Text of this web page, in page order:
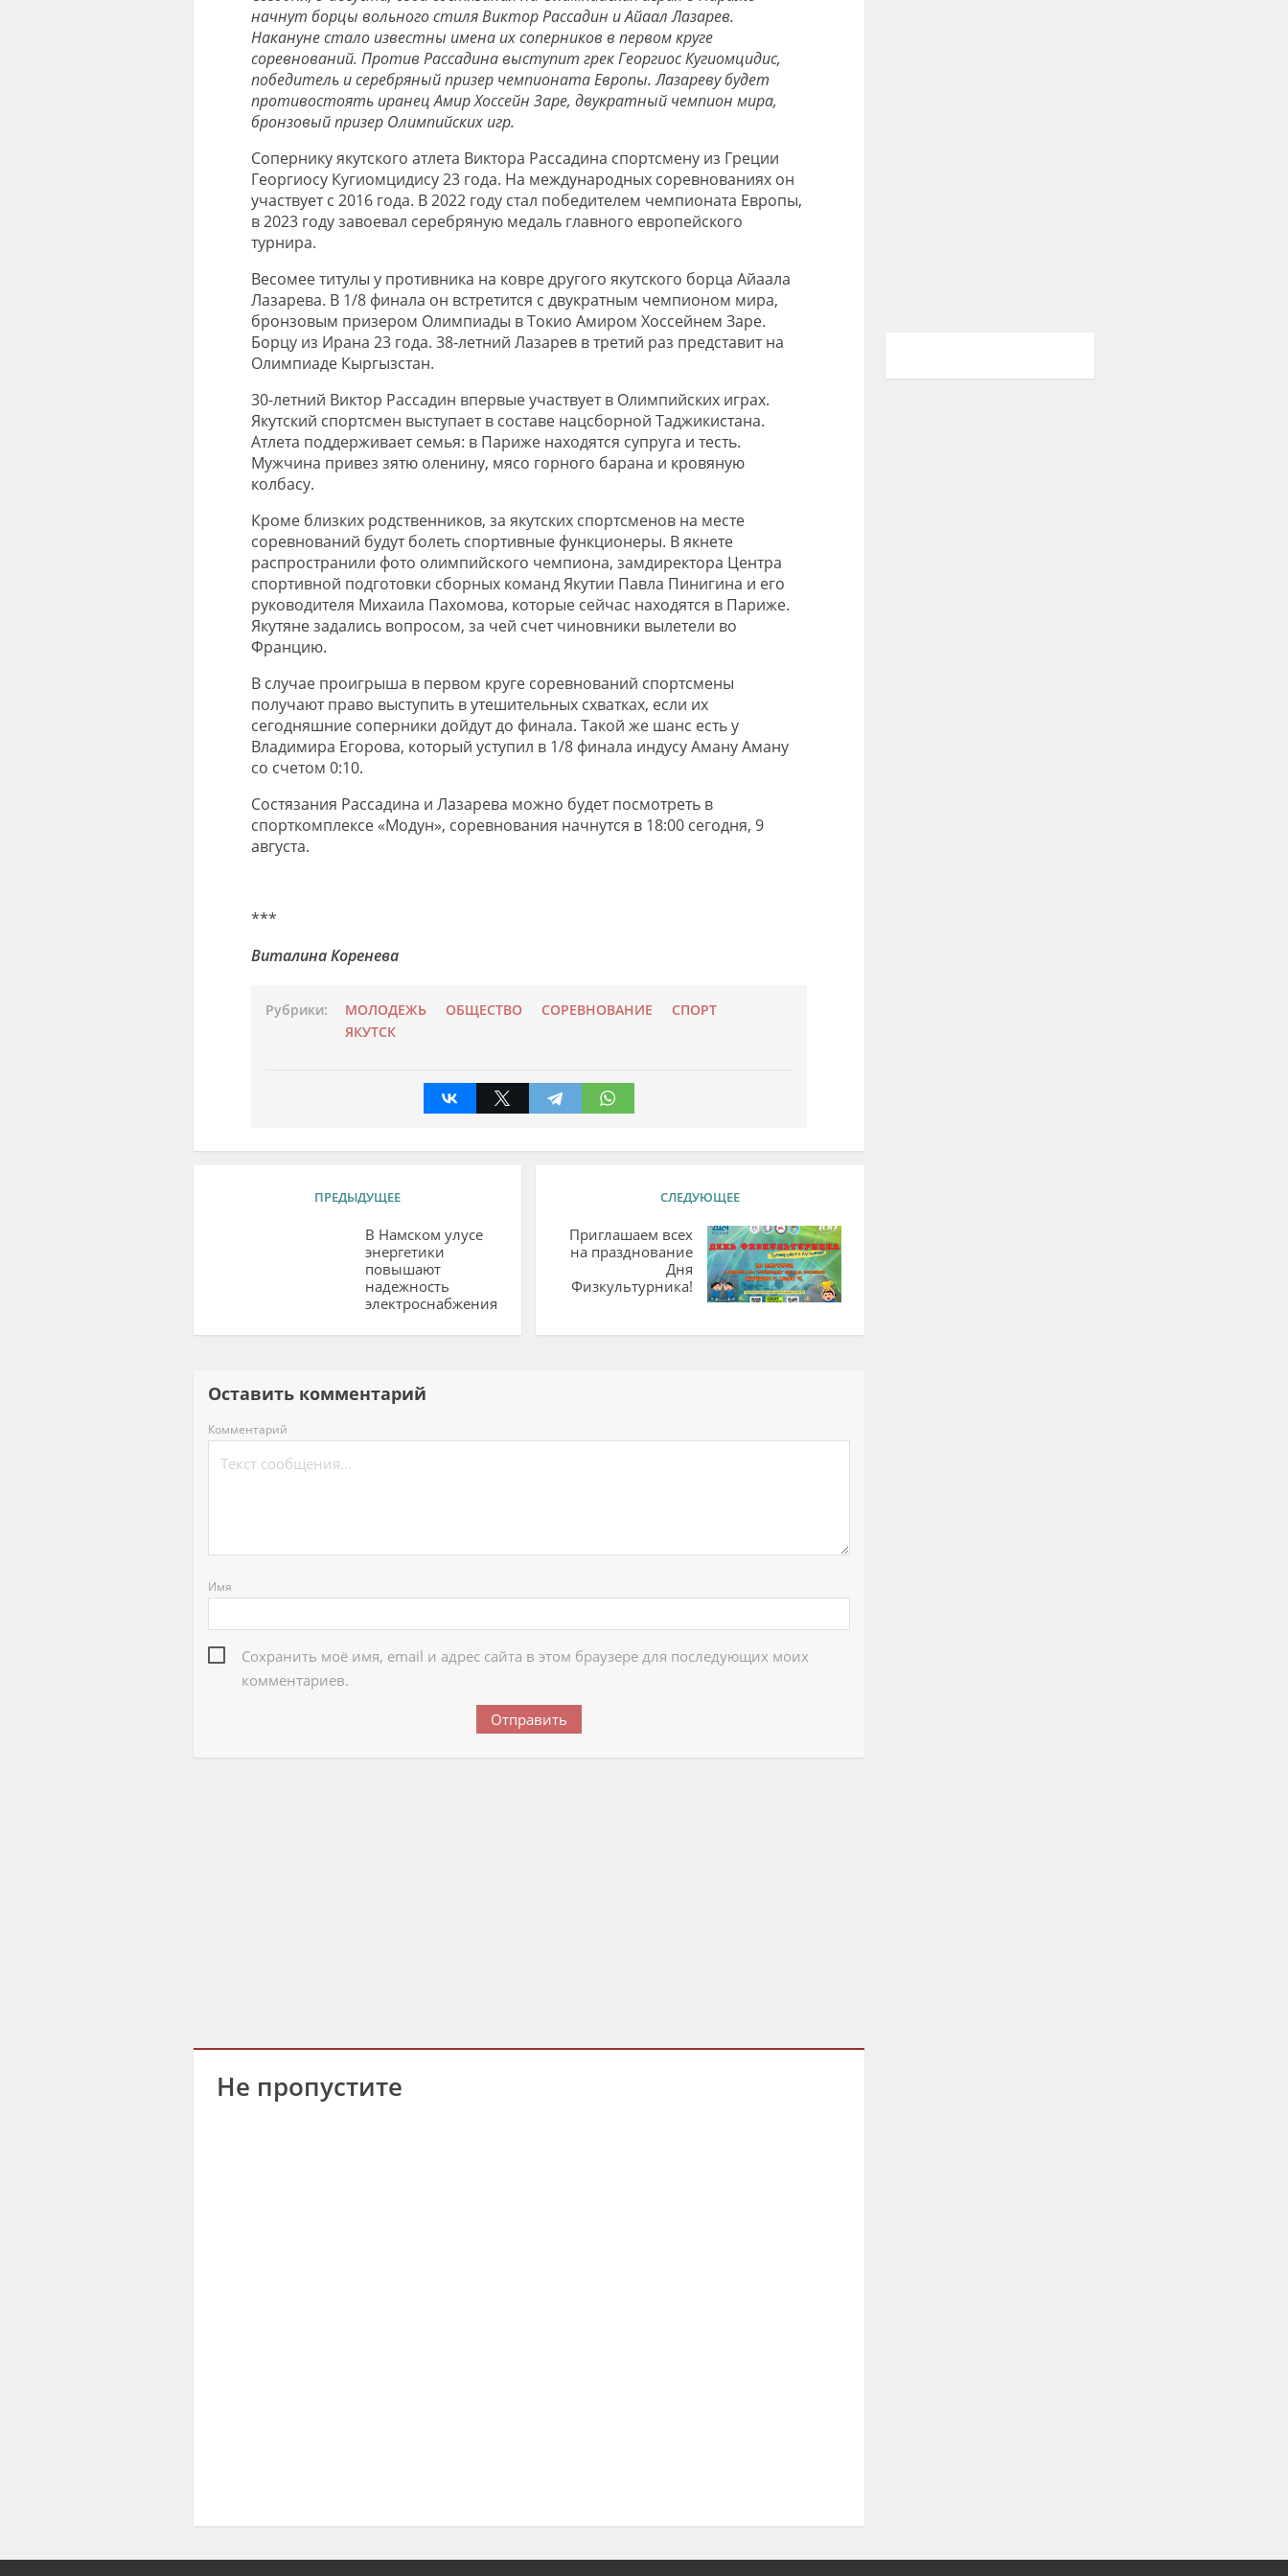
начнут борцы вольного стиля Виктор Рассадин и Айаал Лазарев.
Накануне стало известны имена их соперников в первом круге
соревнований. Против Рассадина выступит грек Георгиос Кугиомцидис,
победитель и серебряный призер чемпионата Европы. Лазареву будет
противостоять иранец Амир Хоссейн Заре, двукратный чемпион мира,
бронзовый призер Олимпийских игр.
Сопернику якутского атлета Виктора Рассадина спортсмену из Греции
Георгиосу Кугиомцидису 23 года. На международных соревнованиях он
участвует с 2016 года. В 2022 году стал победителем чемпионата Европы,
в 2023 году завоевал серебряную медаль главного европейского
турнира.
Весомее титулы у противника на ковре другого якутского борца Айаала
Лазарева. В 1/8 финала он встретится с двукратным чемпионом мира,
бронзовым призером Олимпиады в Токио Амиром Хоссейнем Заре.
Борцу из Ирана 23 года. 38-летний Лазарев в третий раз представит на
Олимпиаде Кыргызстан.
30-летний Виктор Рассадин впервые участвует в Олимпийских играх.
Якутский спортсмен выступает в составе нацсборной Таджикистана.
Атлета поддерживает семья: в Париже находятся супруга и тесть.
Мужчина привез зятю оленину, мясо горного барана и кровяную
колбасу.
Кроме близких родственников, за якутских спортсменов на месте
соревнований будут болеть спортивные функционеры. В якнете
распространили фото олимпийского чемпиона, замдиректора Центра
спортивной подготовки сборных команд Якутии Павла Пинигина и его
руководителя Михаила Пахомова, которые сейчас находятся в Париже.
Якутяне задались вопросом, за чей счет чиновники вылетели во
Францию.
В случае проигрыша в первом круге соревнований спортсмены
получают право выступить в утешительных схватках, если их
сегодняшние соперники дойдут до финала. Такой же шанс есть у
Владимира Егорова, который уступил в 1/8 финала индусу Аману Аману
со счетом 0:10.
Состязания Рассадина и Лазарева можно будет посмотреть в
спорткомплексе «Модун», соревнования начнутся в 18:00 сегодня, 9
августа.
***
Виталина Коренева
Рубрики: МОЛОДЕЖЬ ОБЩЕСТВО СОРЕВНОВАНИЕ
СПОРТ
ЯКУТСК
ПРЕДЫДУЩЕЕ
В Намском улусе
энергетики
повышают
надежность
электроснабжения
СЛЕДУЮЩЕЕ
Приглашаем всех
на празднование
Дня
Физкультурника!
Оставить комментарий
Комментарий
Имя
Сохранить моё имя, email и адрес сайта в этом браузере для последующих моих
комментариев.
Не пропустите